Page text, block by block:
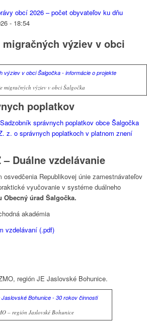
obcí 2026 – počet obyvateľov ku dňu
- 18:54
výziev v obci
migračných výziev v obci Šalgočka
poplatkov
Sadzobník správnych poplatkov obce Šalgočka
z. o správnych poplatkoch v platnom znení
– Duálne vzdelávanie
osvedčenia Republikovej únie zamestnávateľov
vyučovanie v systéme duálneho
Obecný úrad Šalgočka.
akadémia
vzdelávaní (.pdf)
región JE Jaslovské Bohunice.
– región Jaslovské Bohunice